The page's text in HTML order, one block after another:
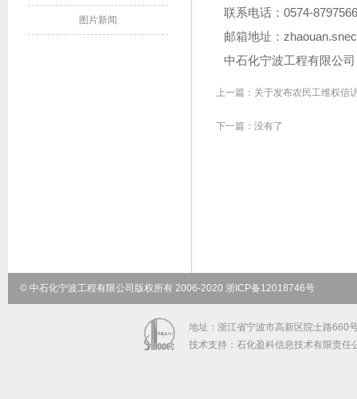
图片新闻
联系电话：0574-
邮箱地址：
中石化宁波工程有限公司
上一篇： 关于发布农民工维权信
下一篇：没有了
© 中石化宁波工程有限公司版权所有 2006-2020 浙ICP备12018746号
地址：浙江省宁波市高新区院士路
技术支持：石化盈科信息技术有限责任